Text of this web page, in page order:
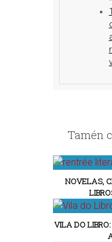
Tamén
NOVELAS,
VILA DO